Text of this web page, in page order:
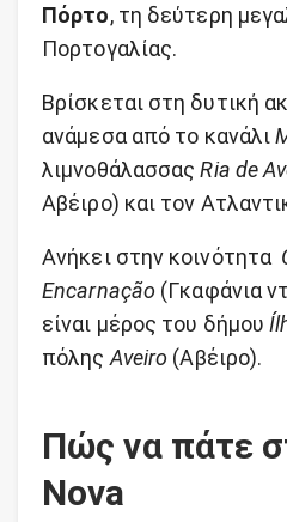
Πόρτο, τη δεύτερη
Πορτογαλίας.
Βρίσκεται στη δυτική
ανάμεσα από το κανάλι
λιμνοθάλασσαςRia de
Αβέιρο) και τον
Ανήκει στην κοινότητα
Encarnação (Γκαφάνια
είναι μέρος του δήμου
πόλης Aveiro (Αβέιρο).
Πώς να πάτε
Nova